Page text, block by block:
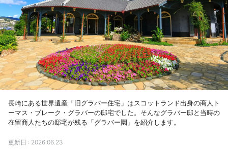
長崎にある世界遺産「旧グラバー住宅」はスコットランド出身の商人ト
ーマス・ブレーク・グラバーの邸宅でした。そんなグラバー邸と当時の
在留商人たちの邸宅が残る「グラバー園」を紹介します。
更新日 : 2026.06.23